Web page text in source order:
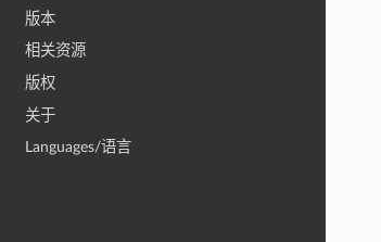
版本
相关资源
版权
关于
Languages/语言